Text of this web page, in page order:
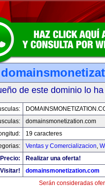
de este dominio lo
domainsmonetization.com
19 caracteres
Ventas y Comercializacion,
Precio:
Realizar una oferta!
Visitar!
domainsmonetization.com
Serán consideradas